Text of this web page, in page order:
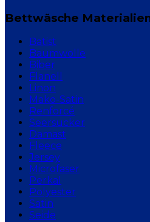
Bettwäsche
Batist
Baumwolle
Biber
Flanell
Linon
Mako-Satin
Renforcé
Seersucker
Damast
Fleece
Jersey
Microfaser
Perkal
Polyester
Satin
Seide